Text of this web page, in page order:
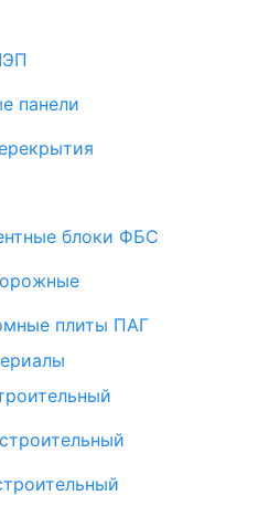
панели
блоки ФБС
плиты ПАГ